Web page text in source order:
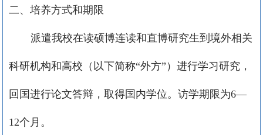
二、培养方式和期限
派遣我校在读硕博连读和直博研究生到境外相关
科研机构和高校（以下简称“外方”）进行学习研究，
回国进行论文答辩，取得国内学位。访学期限为6—
12个月。